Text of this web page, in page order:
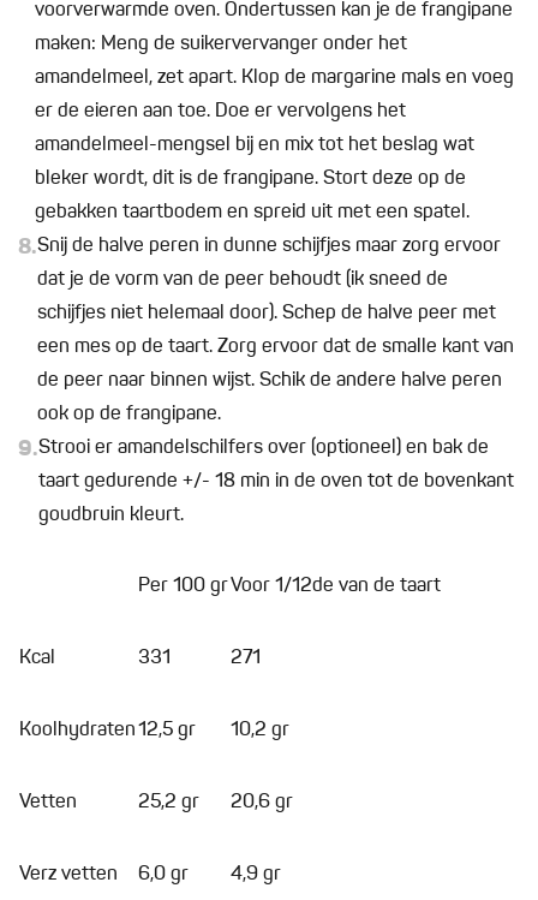
voorverwarmde oven. Ondertussen kan je de frangipane
maken: Meng de suikervervanger onder het
amandelmeel, zet apart. Klop de margarine mals en voeg
er de eieren aan toe. Doe er vervolgens het
amandelmeel-mengsel bij en mix tot het beslag wat
bleker wordt, dit is de frangipane. Stort deze op de
gebakken taartbodem en spreid uit met een spatel.
8.Snij de halve peren in dunne schijfjes maar zorg ervoor
dat je de vorm van de peer behoudt (ik sneed de
schijfjes niet helemaal door). Schep de halve peer met
een mes op de taart. Zorg ervoor dat de smalle kant van
de peer naar binnen wijst. Schik de andere halve peren
ook op de frangipane.
9.Strooi er amandelschilfers over (optioneel) en bak de
taart gedurende +/- 18 min in de oven tot de bovenkant
goudbruin kleurt.
Per 100 grVoor 1/12de van de taart
Kcal 331 271
Koolhydraten12,5 gr 10,2 gr
Vetten 25,2 gr 20,6 gr
Verz vetten 6,0 gr 4,9 gr